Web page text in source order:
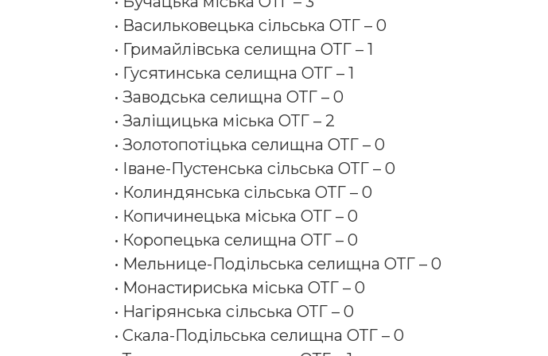
• Васильковецька сільська ОТГ – 0
• Гримайлівська селищна ОТГ – 1
• Гусятинська селищна ОТГ – 1
• Заводська селищна ОТГ – 0
• Заліщицька міська ОТГ – 2
• Золотопотіцька селищна ОТГ – 0
• Іване-Пустенська сільська ОТГ – 0
• Колиндянська сільська ОТГ – 0
• Копичинецька міська ОТГ – 0
• Коропецька селищна ОТГ – 0
• Мельнице-Подільська селищна ОТГ – 0
• Монастириська міська ОТГ – 0
• Нагірянська сільська ОТГ – 0
• Скала-Подільська селищна ОТГ – 0